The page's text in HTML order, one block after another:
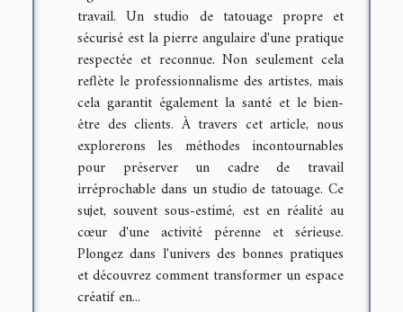
travail. Un studio de tatouage propre et
sécurisé est la pierre angulaire d'une pratique
respectée et reconnue. Non seulement cela
reflète le professionnalisme des artistes, mais
cela garantit également la santé et le bien-
être des clients. À travers cet article, nous
explorerons les méthodes incontournables
pour préserver un cadre de travail
irréprochable dans un studio de tatouage. Ce
sujet, souvent sous-estimé, est en réalité au
cœur d'une activité pérenne et sérieuse.
Plongez dans l'univers des bonnes pratiques
et découvrez comment transformer un espace
créatif en...